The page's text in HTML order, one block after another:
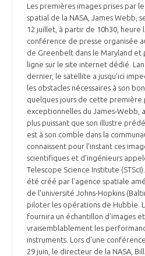
Les premières images prises par
spatial de la NASA, James Webb,
12 juillet, à partir de 10h30, heure
conférence de presse organisée
de Greenbelt dans le Maryland et
ligne sur le site internet dédié.
dernier, le satellite a jusqu'ici
les obstacles nécessaires à son
quelques jours de cette première
exceptionnelles du James-Webb,
plus puissant que son illustre
est à son comble dans la
connaissent pour l'instant ces
scientifiques et d'ingénieurs
Telescope Science Institute
été créé par l'agence spatiale
de l'université Johns-Hopkins
piloter les opérations de Hubble.
fournira un échantillon d'images
vraisemblablement les
instruments. Lors d'une
29 juin, le directeur de la NASA,